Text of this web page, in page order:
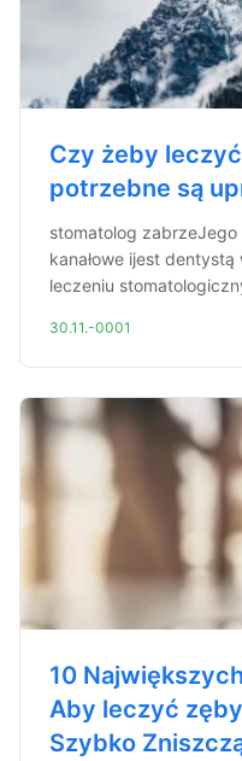
Czy żeby
potrzebne są
stomatolog
kanałowe ijest
leczeniu
30.11.-0001
10
Aby leczyć
Szybko